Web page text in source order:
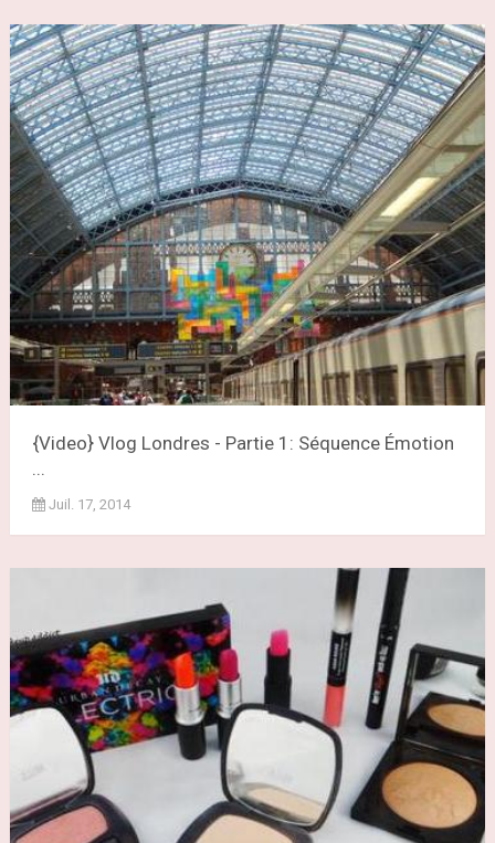
{Video} Vlog Londres - Partie 1: Séquence Émotion
...
Juil. 17, 2014